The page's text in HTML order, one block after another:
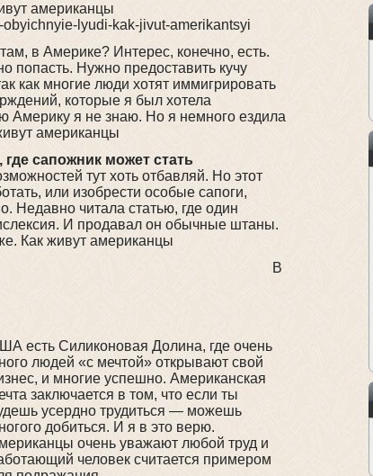
американцы
lyudi-kak-jivut-amerikantsyi
в Америке? Интерес, конечно, есть.
попасть. Нужно предоставить кучу
как многие люди хотят иммигрировать
которые я был хотела
Америку я не знаю. Но я немного ездила
американцы
сапожник может стать
тут хоть отбавляй. Но этот
или изобрести особые сапоги,
Недавно читала статью, где один
И продавал он обычные штаны.
Как живут американцы
В
есть Силиконовая Долина, где очень
людей «с мечтой» открывают свой
и многие успешно. Американская
заключается в том, что если ты
усердно трудиться — можешь
добиться. И я в это верю.
очень уважают любой труд и
человек считается примером